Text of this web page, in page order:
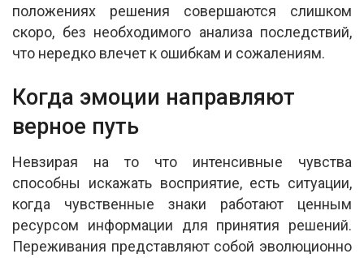
положениях решения совершаются слишком
скоро, без необходимого анализа последствий,
что нередко влечет к ошибкам и сожалениям.
Когда эмоции направляют
верное путь
Невзирая на то что интенсивные чувства
способны искажать восприятие, есть ситуации,
когда чувственные знаки работают ценным
ресурсом информации для принятия решений.
Переживания представляют собой эволюционно